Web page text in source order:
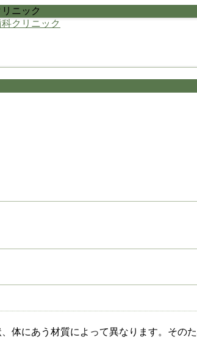
ニック
体にあう材質によって異なります。その